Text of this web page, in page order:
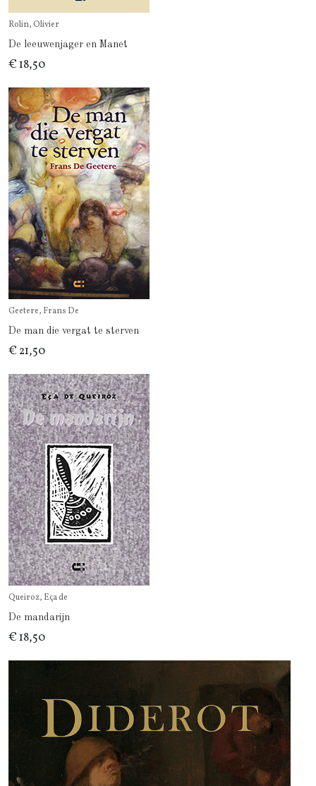
Rolin, Olivier
De leeuwenjager en Manet
€ 18,50
Geetere, Frans De
De man die vergat te sterven
€ 21,50
Queiroz, Eça de
De mandarijn
€ 18,50